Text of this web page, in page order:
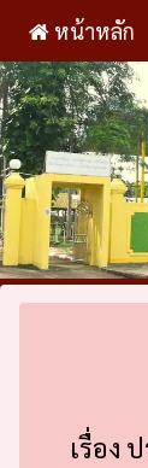
หน้าหลัก
เรื่อง